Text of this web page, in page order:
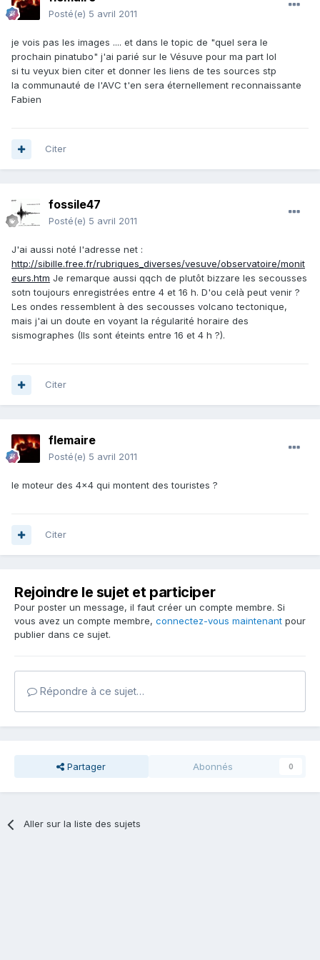
Posté(e) 5 avril 2011
je vois pas les images .... et dans le topic de "quel sera le
prochain pinatubo" j'ai parié sur le Vésuve pour ma part lol
si tu veyux bien citer et donner les liens de tes sources stp
la communauté de l'AVC t'en sera éternellement reconnaissante
Fabien
Citer
fossile47
Posté(e) 5 avril 2011
J'ai aussi noté l'adresse net :
http://sibille.free.fr/rubriques_diverses/vesuve/observatoire/monit
eurs.htm Je remarque aussi qqch de plutôt bizzare les secousses
sotn toujours enregistrées entre 4 et 16 h. D'ou celà peut venir ?
Les ondes ressemblent à des secousses volcano tectonique,
mais j'ai un doute en voyant la régularité horaire des
sismographes (Ils sont éteints entre 16 et 4 h ?).
Citer
flemaire
Posté(e) 5 avril 2011
le moteur des 4x4 qui montent des touristes ?
Citer
Rejoindre le sujet et participer
Pour poster un message, il faut créer un compte membre. Si
vous avez un compte membre, connectez-vous maintenant pour
publier dans ce sujet.
Répondre à ce sujet…
Partager Abonnés 0
Aller sur la liste des sujets